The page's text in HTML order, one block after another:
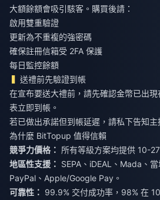
大額餘額會吸引駭客。購買後請：
啟用雙重驗證
更新為不重複的強密碼
確保註冊信箱受 2FA 保護
每日監控餘額
送禮前先驗證到帳
在宣布要送大禮前，請先確認金幣已出
表立即到帳。
若已做出承諾但到帳延遲，請私下告知主
為什麼 BitTopup 值得信賴
競爭力價格： 所有等級方案均提供 10-
地區性支援： SEPA、iDEAL、Mada、
PayPal、Apple/Google Pay。
可靠性： 99.9% 交付成功率，98% 在